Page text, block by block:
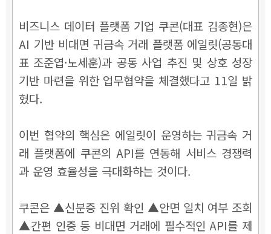
비즈니스 데이터 플랫폼 기업 쿠콘(대표 김종현)은
AI 기반 비대면 귀금속 거래 플랫폼 에일릿(공동대
표 조준엽·노세훈)과 공동 사업 추진 및 상호 성장
기반 마련을 위한 업무협약을 체결했다고 11일 밝
혔다.
이번 협약의 핵심은 에일릿이 운영하는 귀금속 거
래 플랫폼에 쿠콘의 API를 연동해 서비스 경쟁력
과 운영 효율성을 극대화하는 것이다.
쿠콘은 ▲신분증 진위 확인 ▲안면 일치 여부 조회
▲간편 인증 등 비대면 거래에 필수적인 API를 제